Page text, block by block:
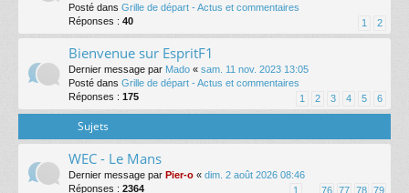
Posté dans Grille de départ - Actus et commentaires
Réponses : 40 1 2
Bienvenue sur EspritF1
Dernier message par Mado « sam. 11 nov. 2023 13:05
Posté dans Grille de départ - Actus et commentaires
Réponses : 175 1 2 3 4 5 6
Sujets
WEC - Le Mans
Dernier message par Pier-o « dim. 2 août 2026 08:46
Réponses : 2364 1 76 77 78 79